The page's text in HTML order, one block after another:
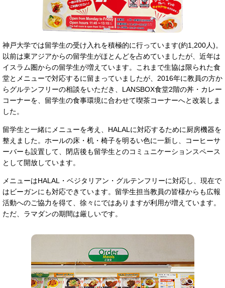
神戸大学では留学生の受け入れを積極的に行っています(約1,200人)。
以前は東アジアからの留学生がほとんどを占めていましたが、近年は
イスラム圏からの留学生が増えています。これまで生協は限られた食
堂とメニューで対応するに留まっていましたが、2016年に教員の方か
らグルテンフリーの相談をいただき、LANSBOX食堂2階の丼・カレー
コーナーを、留学生の食事環境に合わせて喫茶コーナーへと改装しま
した。
留学生と一緒にメニューを考え、HALALに対応するために厨房機器を
整えました。ホールの床・机・椅子を明るい色に一新し、コーヒーサ
ーバーも設置して、閉店後も留学生とのコミュニケーションスペース
として開放しています。
メニューはHALAL・ベジタリアン・グルテンフリーに対応し、現在で
はビーガンにも対応できています。留学生担当教員の皆様からも広報
活動へのご協力を得て、徐々にではありますが利用が増えています。
ただ、ラマダンの期間は厳しいです。